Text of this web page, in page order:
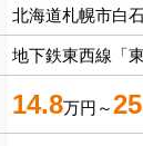
北海道札幌市白
地下鉄東西線「
14.8万円～